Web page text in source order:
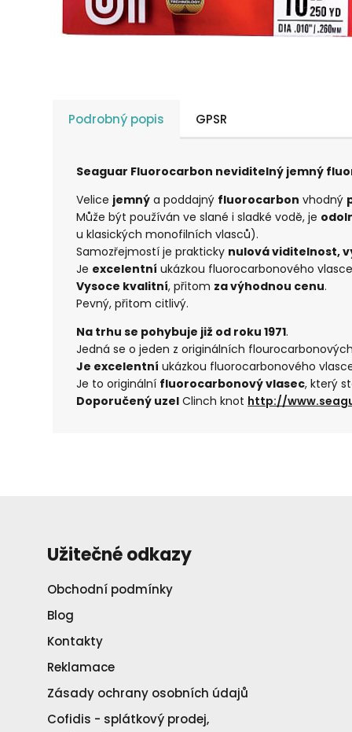
Podrobný popis GPSR
Seaguar Fluorocarbon neviditelný jemný
Velice jemný a poddajný fluorocarbon vhodný
Může být používán ve slané i sladké vodě, je
u klasických monofilních vlasců).
Samozřejmostí je prakticky nulová viditelnost,
Je excelentní ukázkou fluorocarbonového
Vysoce kvalitní, přitom za výhodnou cenu.
Pevný, přitom citlivý.
Na trhu se pohybuje již od roku 1971.
Jedná se o jeden z originálních
Je excelentní ukázkou fluorocarbonového
Je to originální fluorocarbonový vlasec, který
Doporučený uzel Clinch knot http://
Užitečné odkazy
Obchodní podmínky
Blog
Kontakty
Reklamace
Zásady ochrany osobních údajů
Cofidis - splátkový prodej,